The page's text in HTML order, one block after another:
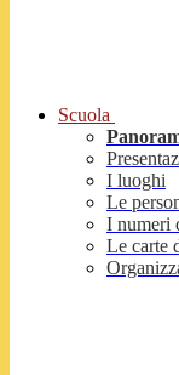
Scuola
I luoghi
Le
I numeri
Le carte